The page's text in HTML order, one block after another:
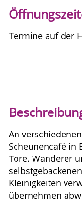
Termine auf der
An
Scheunencafé in
Tore. Wanderer
Kleinigkeiten
übernehmen